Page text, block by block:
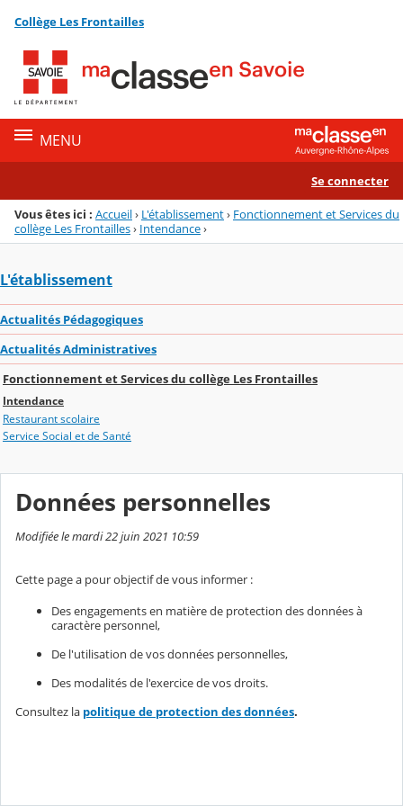
Menu de la rubrique
Contenu
Collège Les Frontailles
MENU
Se connecter
Vous êtes ici : Accueil› L'établissement› Fonctionnement et Services du
collège Les Frontailles› Intendance›
L'établissement
Actualités Pédagogiques
Actualités Administratives
Fonctionnement et Services du collège Les Frontailles
Intendance
Restaurant scolaire
Service Social et de Santé
Données personnelles
Modifiée le mardi 22 juin 2021 10:59
Cette page a pour objectif de vous informer :
Des engagements en matière de protection des données à
caractère personnel,
De l'utilisation de vos données personnelles,
Des modalités de l'exercice de vos droits.
Consultez la politique de protection des données.